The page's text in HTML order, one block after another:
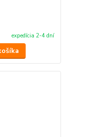
expedícia 2-4 dní